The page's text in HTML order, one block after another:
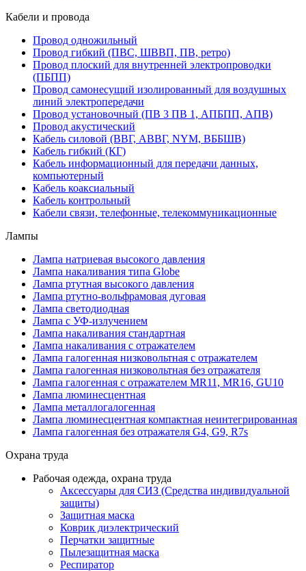
Кабели и провода
Провод одножильный
Провод гибкий (ПВС, ШВВП, ПВ, ретро)
Провод плоский для внутренней электропроводки
(ПБПП)
Провод самонесущий изолированный для воздушных
линий электропередачи
Провод установочный (ПВ 3 ПВ 1, АПБПП, АПВ)
Провод акустический
Кабель силовой (ВВГ, АВВГ, NYM, ВББШВ)
Кабель гибкий (КГ)
Кабель информационный для передачи данных,
компьютерный
Кабель коаксиальный
Кабель контрольный
Кабели связи, телефонные, телекоммуникационные
Лампы
Лампа натриевая высокого давления
Лампа накаливания типа Globe
Лампа ртутная высокого давления
Лампа ртутно-вольфрамовая дуговая
Лампа светодиодная
Лампа с УФ-излучением
Лампа накаливания стандартная
Лампа накаливания с отражателем
Лампа галогенная низковольтная с отражателем
Лампа галогенная низковольтная без отражателя
Лампа галогенная с отражателем MR11, MR16, GU10
Лампа люминесцентная
Лампа металлогалогенная
Лампа люминесцентная компактная неинтегрированная
Лампа галогенная без отражателя G4, G9, R7s
Охрана труда
Рабочая одежда, охрана труда
Аксессуары для СИЗ (Средства индивидуальной
защиты)
Защитная маска
Коврик диэлектрический
Перчатки защитные
Пылезащитная маска
Респиратор